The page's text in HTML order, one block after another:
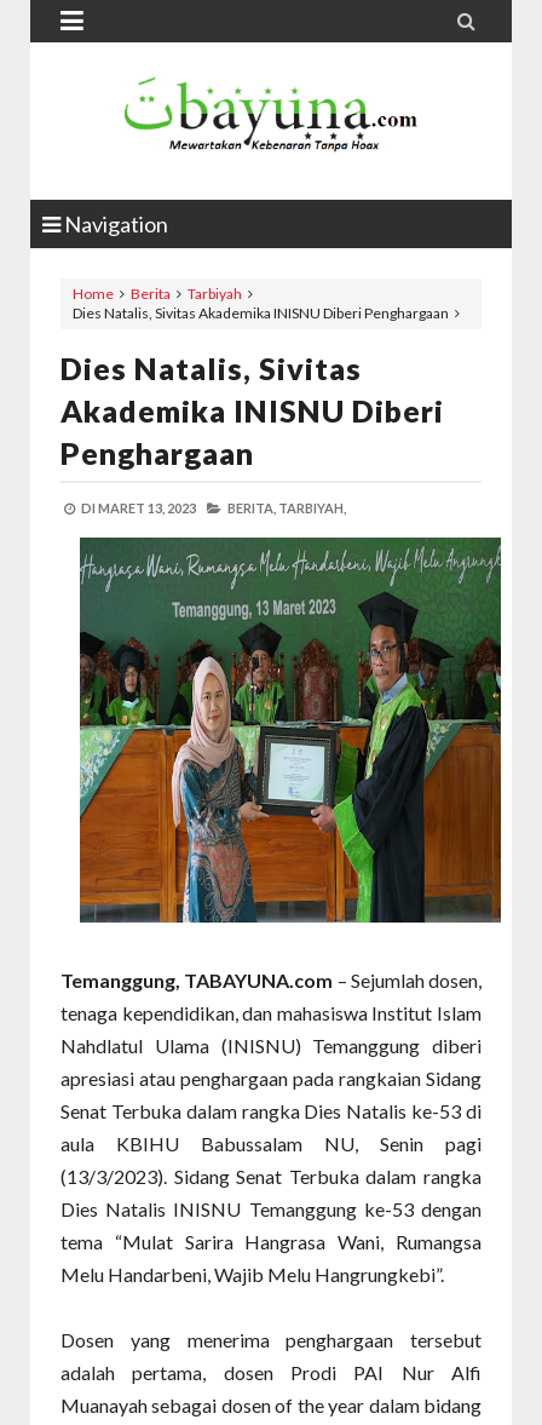
 
Navigation
Home Berita
Tarbiyah
Dies Natalis, Sivitas Akademika INISNU Diberi Penghargaan
Dies Natalis, Sivitas
Akademika INISNU Diberi
Penghargaan
DI MARET 13, 2023 BERITA, TARBIYAH,
Temanggung, TABAYUNA.com – Sejumlah dosen,
tenaga kependidikan, dan mahasiswa Institut Islam
Nahdlatul Ulama (INISNU) Temanggung diberi
apresiasi atau penghargaan pada rangkaian Sidang
Senat Terbuka dalam rangka Dies Natalis ke-53 di
aula KBIHU Babussalam NU, Senin pagi
(13/3/2023). Sidang Senat Terbuka dalam rangka
Dies Natalis INISNU Temanggung ke-53 dengan
tema “Mulat Sarira Hangrasa Wani, Rumangsa
Melu Handarbeni, Wajib Melu Hangrungkebi”.
Dosen yang menerima penghargaan tersebut
adalah pertama, dosen Prodi PAI Nur Alfi
Muanayah sebagai dosen of the year dalam bidang